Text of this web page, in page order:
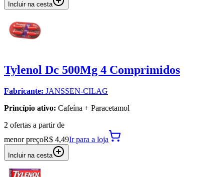
Incluir na cesta
Tylenol Dc 500Mg 4 Comprimidos
Fabricante: JANSSEN-CILAG
Princípio ativo: Cafeína + Paracetamol
2 ofertas a partir de
menor preçoR$ 4,49Ir para a loja
Incluir na cesta